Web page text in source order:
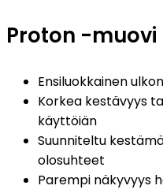
Proton -muovi
Ensiluokkainen
Korkea kestävyys
käyttöiän
Suunniteltu
olosuhteet
Parempi näkyvyys